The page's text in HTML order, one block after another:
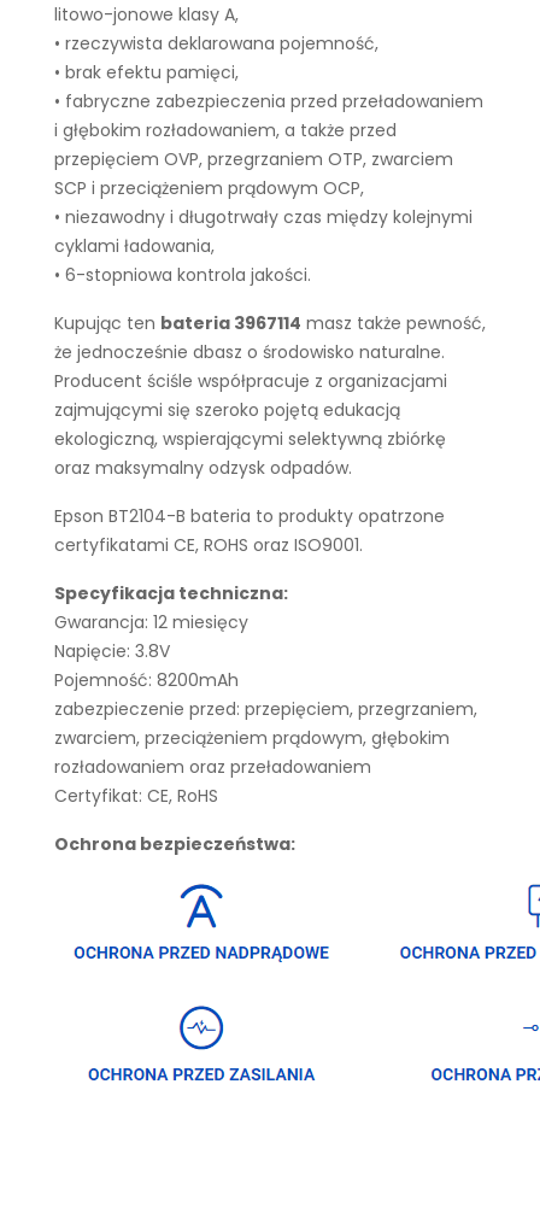
litowo-jonowe klasy A,
• rzeczywista deklarowana pojemność,
• brak efektu pamięci,
• fabryczne zabezpieczenia przed przeładowaniem
i głębokim rozładowaniem, a także przed
przepięciem OVP, przegrzaniem OTP, zwarciem
SCP i przeciążeniem prądowym OCP,
• niezawodny i długotrwały czas między kolejnymi
cyklami ładowania,
• 6-stopniowa kontrola jakości.
Kupując ten bateria 3967114 masz także pewność,
że jednocześnie dbasz o środowisko naturalne.
Producent ściśle współpracuje z organizacjami
zajmującymi się szeroko pojętą edukacją
ekologiczną, wspierającymi selektywną zbiórkę
oraz maksymalny odzysk odpadów.
Epson BT2104-B bateria to produkty opatrzone
certyfikatami CE, ROHS oraz ISO9001.
Specyfikacja techniczna:
Gwarancja: 12 miesięcy
Napięcie: 3.8V
Pojemność: 8200mAh
zabezpieczenie przed: przepięciem, przegrzaniem,
zwarciem, przeciążeniem prądowym, głębokim
rozładowaniem oraz przeładowaniem
Certyfikat: CE, RoHS
Ochrona bezpieczeństwa: